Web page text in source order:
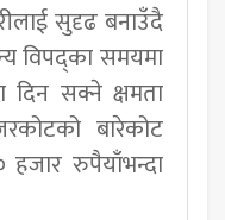
सुदृढ बनाउँदै
विपद्का समयमा
दिन सक्ने क्षमता
बारेकोट
रुपैयाँभन्दा